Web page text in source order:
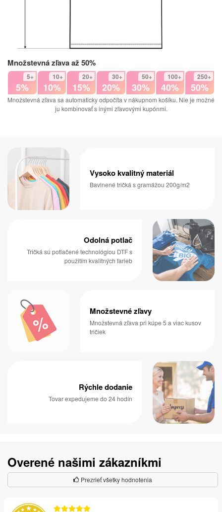
Množstevná zľava až 50%
5+
5%
10+
10%
20+
15%
30+
20%
50+
30%
100+
40%
250+
50%
Množstevná zľava sa automaticky odpočíta v nákupnom košíku. Nie je možné
ju kombinovať s inými zľavovými kupónmi.
Vysoko kvalitný materiál
Bavlnené tričká s gramážou 200g/m2
Odolná potlač
Tričká sú potlačené technológiou DTF s
použitím kvalitných farieb
Množstevné zľavy
Množstevná zľava pri kúpe 5 a viac kusov
tričiek
Rýchle dodanie
Tovar expedujeme do 24 hodín
Overené našimi zákazníkmi
Prezrieť všetky hodnotenia